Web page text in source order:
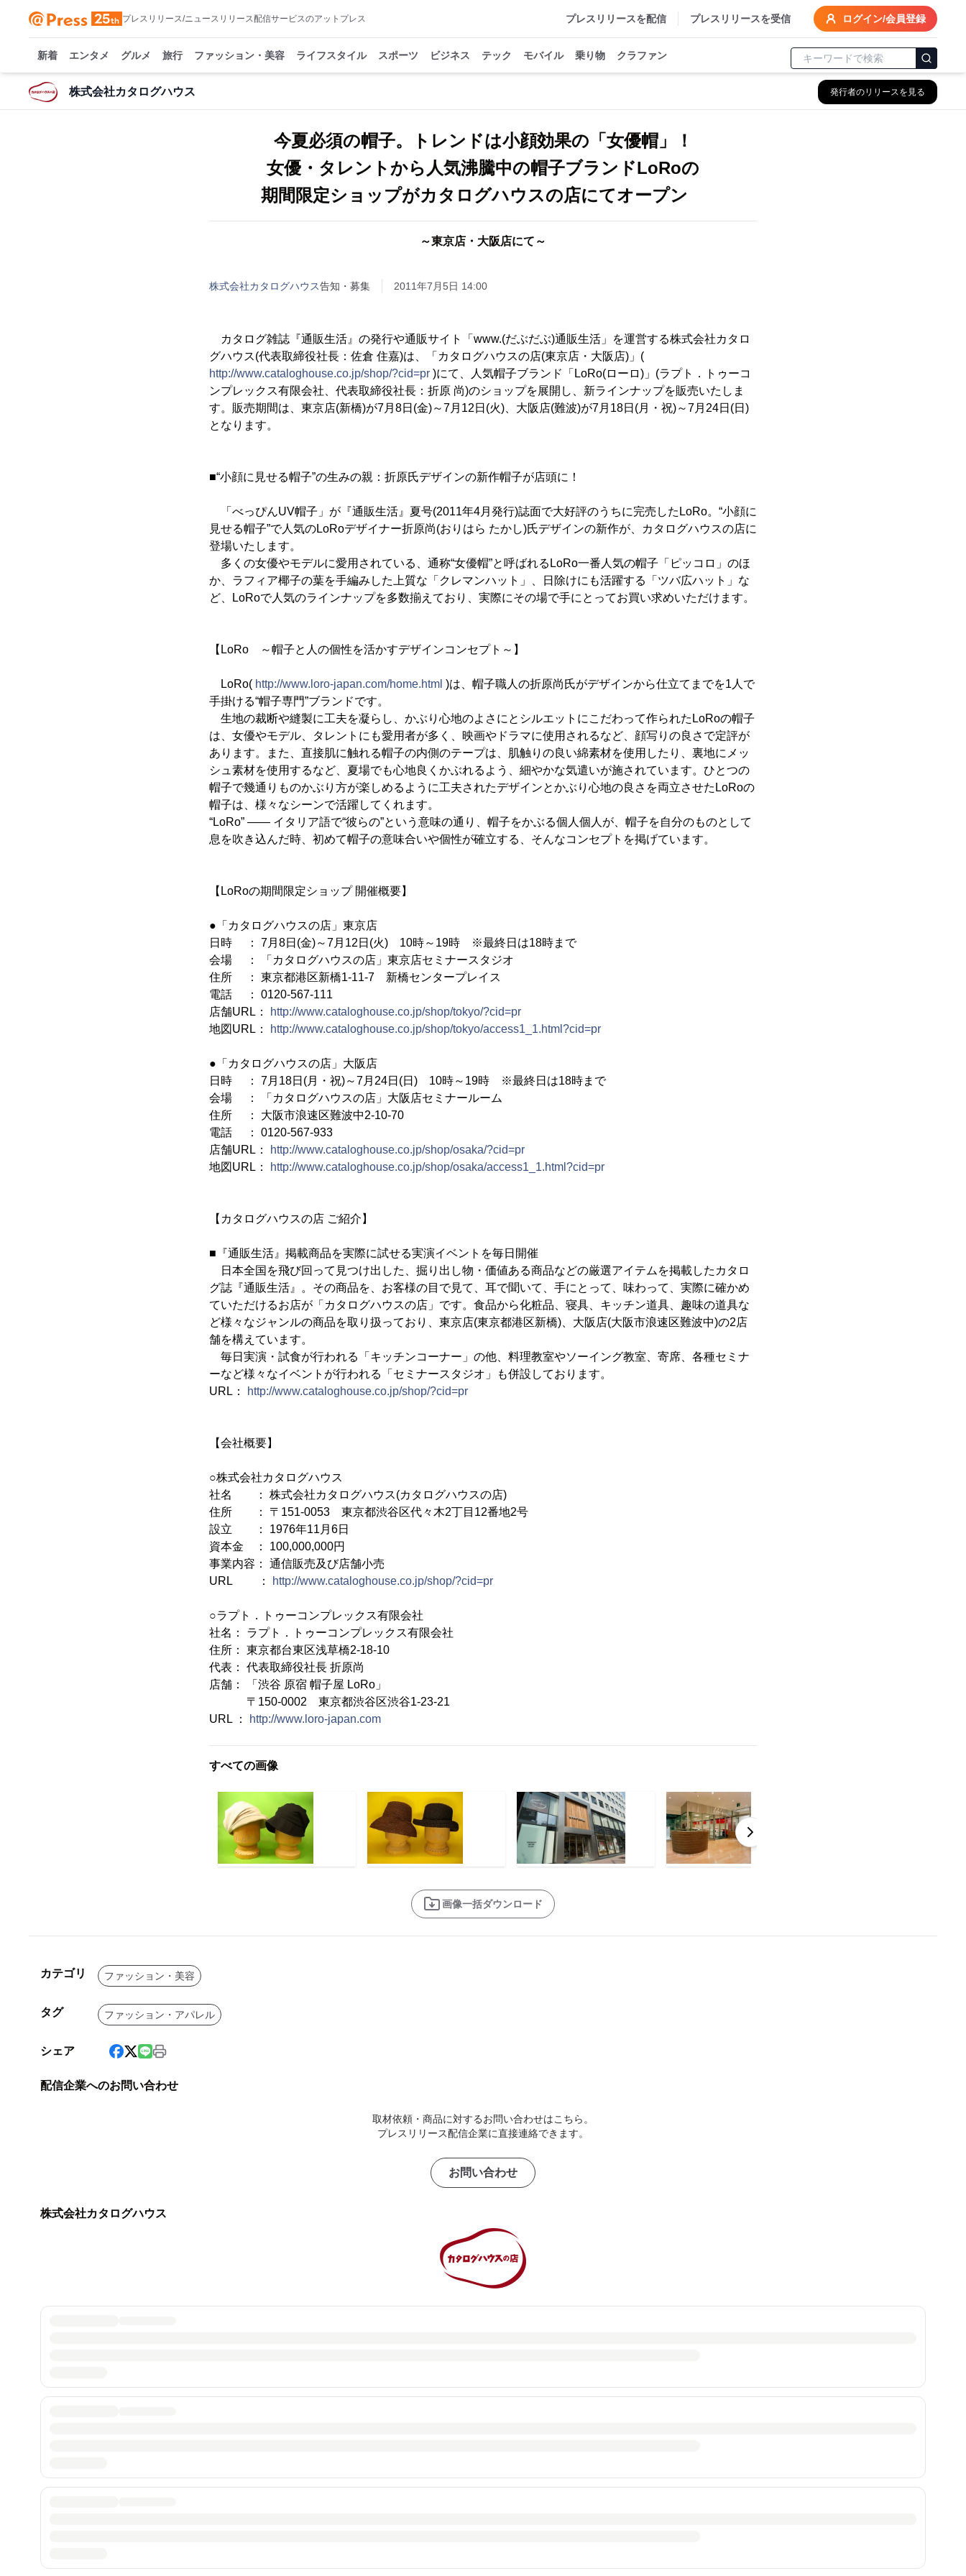
プレスリリース/ニュースリリース配信サービスのアットプレス プレスリリースを配信 プレスリリースを受信 ログイン/会員登録
新着 エンタメ グルメ 旅行 ファッション・美容 ライフスタイル スポーツ ビジネス テック モバイル 乗り物 クラファン
株式会社カタログハウス 発行者のリリースを見る
今夏必須の帽子。トレンドは小顔効果の「女優帽」！
女優・タレントから人気沸騰中の帽子ブランドLoRoの
期間限定ショップがカタログハウスの店にてオープン
～東京店・大阪店にて～
株式会社カタログハウス告知・募集 2011年7月5日 14:00
カタログ雑誌『通販生活』の発行や通販サイト「www.(だぶだぶ)通販生活」を運営する株式会社カタロ
グハウス(代表取締役社長：佐倉 住嘉)は、「カタログハウスの店(東京店・大阪店)」(
http://www.cataloghouse.co.jp/shop/?cid=pr )にて、人気帽子ブランド「LoRo(ローロ)」(ラプト．トゥーコ
ンプレックス有限会社、代表取締役社長：折原 尚)のショップを展開し、新ラインナップを販売いたしま
す。販売期間は、東京店(新橋)が7月8日(金)～7月12日(火)、大阪店(難波)が7月18日(月・祝)～7月24日(日)
となります。
■“小顔に見せる帽子”の生みの親：折原氏デザインの新作帽子が店頭に！
「べっぴんUV帽子」が『通販生活』夏号(2011年4月発行)誌面で大好評のうちに完売したLoRo。“小顔に
見せる帽子”で人気のLoRoデザイナー折原尚(おりはら たかし)氏デザインの新作が、カタログハウスの店に
登場いたします。
多くの女優やモデルに愛用されている、通称“女優帽”と呼ばれるLoRo一番人気の帽子「ピッコロ」のほ
か、ラフィア椰子の葉を手編みした上質な「クレマンハット」、日除けにも活躍する「ツバ広ハット」な
ど、LoRoで人気のラインナップを多数揃えており、実際にその場で手にとってお買い求めいただけます。
【LoRo ～帽子と人の個性を活かすデザインコンセプト～】
LoRo( http://www.loro-japan.com/home.html )は、帽子職人の折原尚氏がデザインから仕立てまでを1人で
手掛ける“帽子専門”ブランドです。
生地の裁断や縫製に工夫を凝らし、かぶり心地のよさにとシルエットにこだわって作られたLoRoの帽子
は、女優やモデル、タレントにも愛用者が多く、映画やドラマに使用されるなど、顔写りの良さで定評が
あります。また、直接肌に触れる帽子の内側のテープは、肌触りの良い綿素材を使用したり、裏地にメッ
シュ素材を使用するなど、夏場でも心地良くかぶれるよう、細やかな気遣いが施されています。ひとつの
帽子で幾通りものかぶり方が楽しめるように工夫されたデザインとかぶり心地の良さを両立させたLoRoの
帽子は、様々なシーンで活躍してくれます。
“LoRo” ―― イタリア語で“彼らの”という意味の通り、帽子をかぶる個人個人が、帽子を自分のものとして
息を吹き込んだ時、初めて帽子の意味合いや個性が確立する、そんなコンセプトを掲げています。
【LoRoの期間限定ショップ 開催概要】
●「カタログハウスの店」東京店
日時 ： 7月8日(金)～7月12日(火) 10時～19時 ※最終日は18時まで
会場 ： 「カタログハウスの店」東京店セミナースタジオ
住所 ： 東京都港区新橋1-11-7 新橋センタープレイス
電話 ： 0120-567-111
店舗URL：
http://www.cataloghouse.co.jp/shop/tokyo/?cid=pr
地図URL：
http://www.cataloghouse.co.jp/shop/tokyo/access1_1.html?cid=pr
●「カタログハウスの店」大阪店
日時 ： 7月18日(月・祝)～7月24日(日) 10時～19時 ※最終日は18時まで
会場 ： 「カタログハウスの店」大阪店セミナールーム
住所 ： 大阪市浪速区難波中2-10-70
電話 ： 0120-567-933
店舗URL：
http://www.cataloghouse.co.jp/shop/osaka/?cid=pr
地図URL：
http://www.cataloghouse.co.jp/shop/osaka/access1_1.html?cid=pr
【カタログハウスの店 ご紹介】
■『通販生活』掲載商品を実際に試せる実演イベントを毎日開催
日本全国を飛び回って見つけ出した、掘り出し物・価値ある商品などの厳選アイテムを掲載したカタロ
グ誌『通販生活』。その商品を、お客様の目で見て、耳で聞いて、手にとって、味わって、実際に確かめ
ていただけるお店が「カタログハウスの店」です。食品から化粧品、寝具、キッチン道具、趣味の道具な
ど様々なジャンルの商品を取り扱っており、東京店(東京都港区新橋)、大阪店(大阪市浪速区難波中)の2店
舗を構えています。
毎日実演・試食が行われる「キッチンコーナー」の他、料理教室やソーイング教室、寄席、各種セミナ
ーなど様々なイベントが行われる「セミナースタジオ」も併設しております。
URL：
http://www.cataloghouse.co.jp/shop/?cid=pr
【会社概要】
○株式会社カタログハウス
社名 ： 株式会社カタログハウス(カタログハウスの店)
住所 ： 〒151-0053 東京都渋谷区代々木2丁目12番地2号
設立 ： 1976年11月6日
資本金 ： 100,000,000円
事業内容： 通信販売及び店舗小売
URL ：
http://www.cataloghouse.co.jp/shop/?cid=pr
○ラプト．トゥーコンプレックス有限会社
社名： ラプト．トゥーコンプレックス有限会社
住所： 東京都台東区浅草橋2-18-10
代表： 代表取締役社長 折原尚
店舗： 「渋谷 原宿 帽子屋 LoRo」
〒150-0002 東京都渋谷区渋谷1-23-21
URL ：
http://www.loro-japan.com
すべての画像
画像一括ダウンロード
カテゴリ ファッション・美容
タグ ファッション・アパレル
シェア
配信企業へのお問い合わせ
取材依頼・商品に対するお問い合わせはこちら。
プレスリリース配信企業に直接連絡できます。
お問い合わせ
株式会社カタログハウス